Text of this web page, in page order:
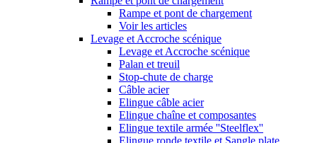
Rampe et pont de chargement
Voir les articles
Levage et Accroche scénique
Levage et Accroche scénique
Palan et treuil
Stop-chute de charge
Câble acier
Elingue câble acier
Elingue chaîne et composantes
Elingue textile armée ''Steelflex''